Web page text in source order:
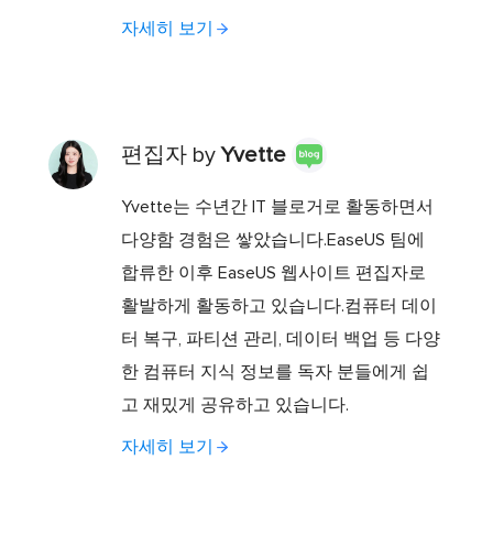
자세히 보기
편집자 byYvette
Yvette는 수년간 IT 블로거로 활동하면서
다양함 경험은 쌓았습니다.EaseUS 팀에
합류한 이후 EaseUS 웹사이트 편집자로
활발하게 활동하고 있습니다.컴퓨터 데이
터 복구, 파티션 관리, 데이터 백업 등 다양
한 컴퓨터 지식 정보를 독자 분들에게 쉽
고 재밌게 공유하고 있습니다.
자세히 보기